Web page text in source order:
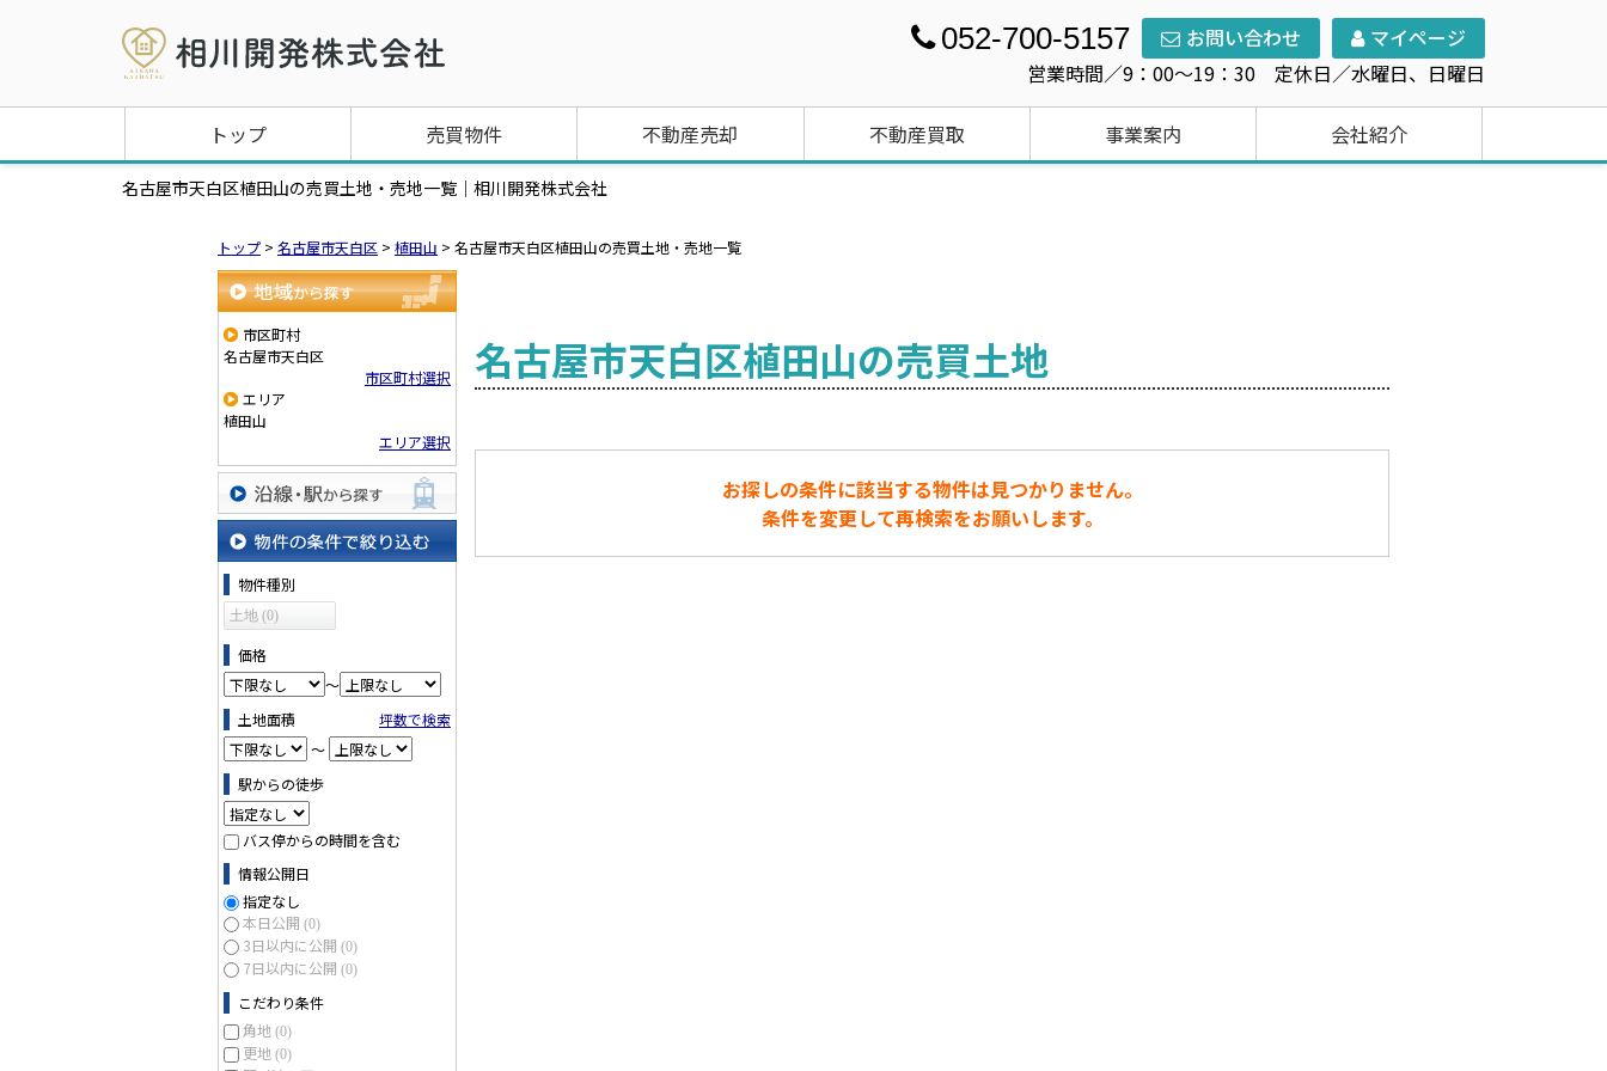
052-700-5157 お問い合わせ
マイページ
営業時間／9：00～19：30 定休日／水曜日、日曜日
トップ 売買物件 不動産売却 不動産買取 事業案内 会社紹介
名古屋市天白区植田山の売買土地・売地一覧｜相川開発株式会社
トップ > 名古屋市天白区 > 植田山 > 名古屋市天白区植田山の売買土地・売地一覧
地域から探す
市区町村
名古屋市天白区
市区町村選択
エリア
植田山
エリア選択
沿線・駅から探す
物件の条件で絞り込む
物件種別
土地 (0)
価格
～
土地面積
坪数で検索
～
駅からの徒歩
バス停からの時間を含む
情報公開日
指定なし
本日公開 (0)
3日以内に公開 (0)
7日以内に公開 (0)
こだわり条件
角地 (0)
更地 (0)
名古屋市天白区植田山の売買土地
お探しの条件に該当する物件は見つかりません。
条件を変更して再検索をお願いします。